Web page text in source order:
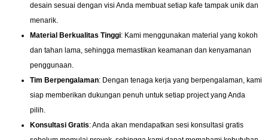
desain sesuai dengan visi Anda membuat setiap kafe tampak unik dan
menarik.
Material Berkualitas Tinggi: Kami menggunakan material yang kokoh
dan tahan lama, sehingga memastikan keamanan dan kenyamanan
penggunaan.
Tim Berpengalaman: Dengan tenaga kerja yang berpengalaman, kami
siap memberikan dukungan penuh untuk setiap project yang Anda
pilih.
Konsultasi Gratis: Anda akan mendapatkan sesi konsultasi gratis